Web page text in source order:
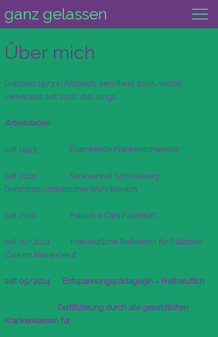
ganz gelassen
Über mich
Geboren 1973 in Ansbach, verwitwet 2005, wieder
verheiratet seit 2012, drei Jungs.
Arbeitsleben
seit 1993 Examinierte Krankenschwester
seit 2001 Seniorenhof Schlossberg
Gerontopsychiatrischer Wohnbereich
seit 2010 Palliative Care Fachkraft
seit 02/2014 Freiberufliche Referentin für Palliative
Care im Nebenberuf
seit 05/2014 Entspannungspädagogin – Freiberuflich
Zertifizierung durch alle gesetzlichen
Krankenkassen für